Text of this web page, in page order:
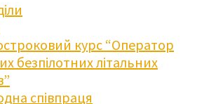
курс “Оператор
безпілотних літальних
співпраця